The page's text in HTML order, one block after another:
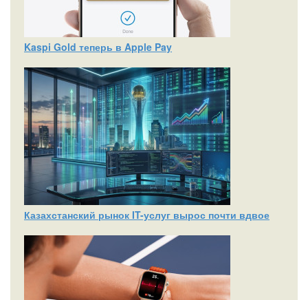
Kaspi Gold теперь в Apple Pay
Казахстанский рынок IT-услуг вырос почти вдвое